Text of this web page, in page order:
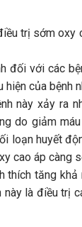
trị sớm
đối với các
của bệnh
này xảy ra
do giảm
loạn huyết
cao áp càng
thích tăng
là điều trị